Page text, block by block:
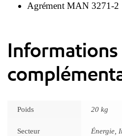
Agrément MAN 3271-2
Informations
Poids 20 kg
Secteur Énergie,